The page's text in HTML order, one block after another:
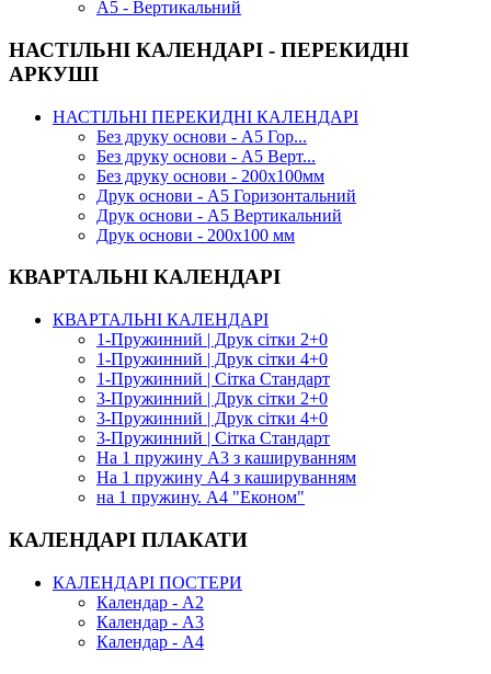
А5 - Вертикальний
НАСТІЛЬНІ КАЛЕНДАРІ - ПЕРЕКИДНІ
АРКУШІ
НАСТІЛЬНІ ПЕРЕКИДНІ КАЛЕНДАРІ
Без друку основи - А5 Гор...
Без друку основи - А5 Верт...
Без друку основи - 200х100мм
Друк основи - А5 Горизонтальний
Друк основи - А5 Вертикальний
Друк основи - 200х100 мм
КВАРТАЛЬНІ КАЛЕНДАРІ
КВАРТАЛЬНІ КАЛЕНДАРІ
1-Пружинний | Друк сітки 2+0
1-Пружинний | Друк сітки 4+0
1-Пружинний | Сітка Стандарт
3-Пружинний | Друк сітки 2+0
3-Пружинний | Друк сітки 4+0
3-Пружинний | Сітка Стандарт
На 1 пружину А3 з кашируванням
На 1 пружину А4 з кашируванням
на 1 пружину. А4 "Економ"
КАЛЕНДАРІ ПЛАКАТИ
КАЛЕНДАРІ ПОСТЕРИ
Календар - А2
Календар - А3
Календар - А4